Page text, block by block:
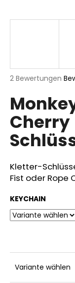
Die
Produktbewertung
ist
5,0
von
5
Sternen.
2 Bewertungen
Cherry
Kletter-
Fist oder Rope
KEYCHAIN
Variante wählen
W
r
e
m
p
f
h
l
n